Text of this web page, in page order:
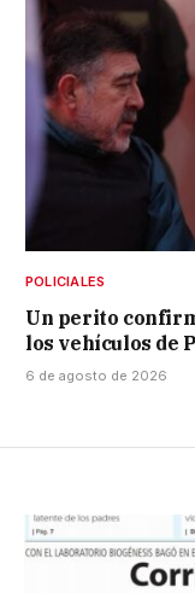
POLICIALES
Un perito
los vehículos de
6 de agosto de 2026